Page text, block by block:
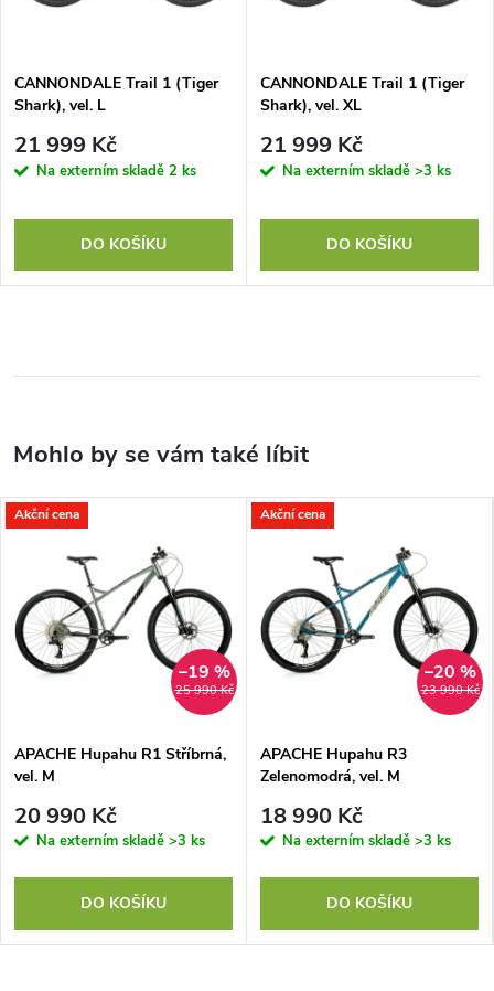
CANNONDALE Trail 1 (Tiger
Shark), vel. L
21 999 Kč
Na externím skladě 2 ks
DO KOŠÍKU
CANNONDALE Trail 1 (Tiger
Shark), vel. XL
21 999 Kč
Na externím skladě >3 ks
DO KOŠÍKU
Akční cena
25 990 Kč
–19 %
APACHE Hupahu R1 Stříbrná,
vel. M
20 990 Kč
Na externím skladě >3 ks
DO KOŠÍKU
Akční cena
23 990 Kč
–20 %
APACHE Hupahu R3
Zelenomodrá, vel. M
18 990 Kč
Na externím skladě >3 ks
DO KOŠÍKU